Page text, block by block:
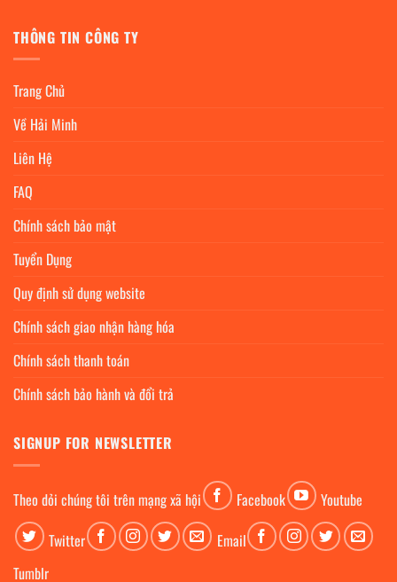
THÔNG TIN CÔNG TY
Trang Chủ
Về Hải Minh
Liên Hệ
FAQ
Chính sách bảo mật
Tuyển Dụng
Quy định sử dụng website
Chính sách giao nhận hàng hóa
Chính sách thanh toán
Chính sách bảo hành và đổi trả
SIGNUP FOR NEWSLETTER
Theo dỏi chúng tôi trên mạng xã hội Facebook
Youtube
Twitter
Email
Tumblr